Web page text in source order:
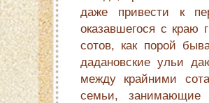
даже привести к
оказавшегося с краю
сотов, как порой
дадановские ульи
между крайними
семьи,